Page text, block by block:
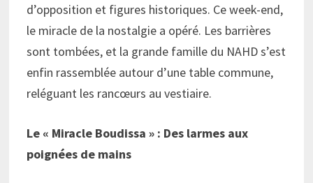
d’opposition et figures historiques. Ce week-end,
le miracle de la nostalgie a opéré. Les barrières
sont tombées, et la grande famille du NAHD s’est
enfin rassemblée autour d’une table commune,
reléguant les rancœurs au vestiaire.
Le « Miracle Boudissa » : Des larmes aux
poignées de mains